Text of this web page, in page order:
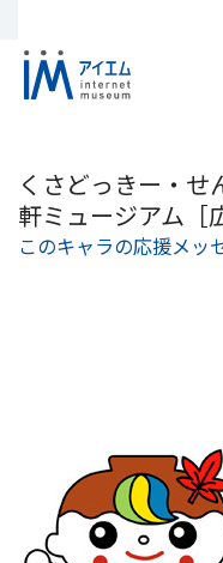
くさどっきー・せ
軒ミュージアム［
このキャラの応援メッ